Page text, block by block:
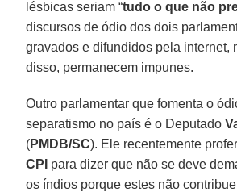
lésbicas seriam “tudo o que não
discursos de ódio dos dois
gravados e difundidos pela internet,
disso, permanecem impunes.
Outro parlamentar que fomenta o
separatismo no país é o Deputado
(PMDB/SC). Ele recentemente
CPI para dizer que não se deve
os índios porque estes não